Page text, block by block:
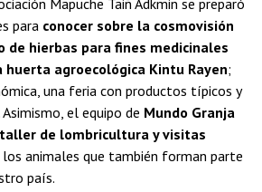
para conocer sobre la cosmovisión
de hierbas para fines medicinales
agroecológica Kintu Rayen;
una feria con productos típicos y
el equipo de Mundo Granja
de lombricultura y visitas
los animales que también forman parte
país.